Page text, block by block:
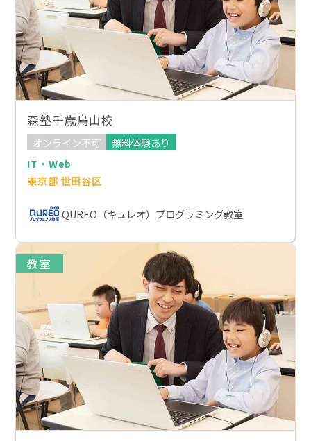
森塾千歳烏山校
オンライン不可
無料体験あり
IT・Web
東京都 世田谷区
QUREO（キュレオ）プログラミング教室
教室